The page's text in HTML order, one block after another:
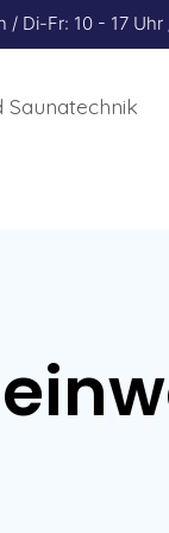
Di-Fr: 10 - 17
Saunatechnik